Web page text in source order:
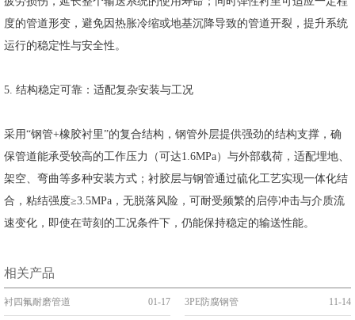
度的管道形变，避免因热胀冷缩或地基沉降导致的管道开裂，提升系统
运行的稳定性与安全性。
5. 结构稳定可靠：适配复杂安装与工况
采用“钢管+橡胶衬里”的复合结构，钢管外层提供强劲的结构支撑，确
保管道能承受较高的工作压力（可达1.6MPa）与外部载荷，适配埋地、
架空、弯曲等多种安装方式；衬胶层与钢管通过硫化工艺实现一体化结
合，粘结强度≥3.5MPa，无脱落风险，可耐受频繁的启停冲击与介质流
速变化，即使在苛刻的工况条件下，仍能保持稳定的输送性能。
相关产品
衬四氟耐磨管道 01-17 3PE防腐钢管 11-14